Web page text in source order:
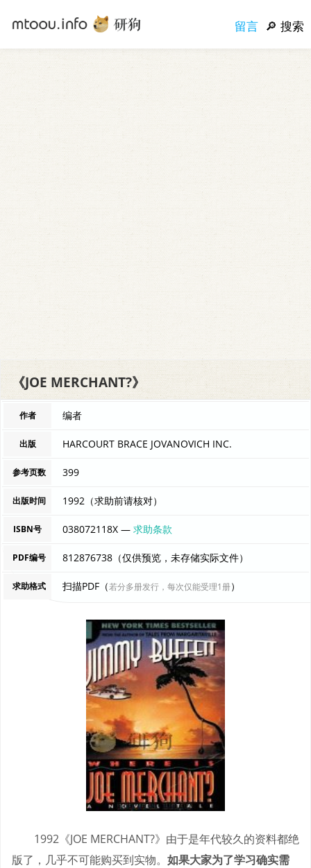
留言 搜索
《JOE MERCHANT?》
作者 编者
出版 HARCOURT BRACE JOVANOVICH INC.
参考页数 399
出版时间 1992（求助前请核对）
ISBN号 038072118X —求助条款
PDF编号 812876738（仅供预览，未存储实际文件）
求助格式 扫描PDF（若分多册发行，每次仅能受理1册）
1992《JOE MERCHANT?》由于是年代较久的资料都绝
版了，几乎不可能购买到实物。 如果大家为了学习确实需